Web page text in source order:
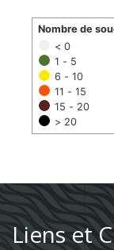
< 0
1 - 5
6 - 10
11 - 15
15 - 20
> 20
Nombre de
Liens et